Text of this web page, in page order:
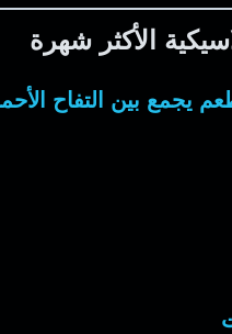
الأكثر شهرة
يجمع بين التفاح